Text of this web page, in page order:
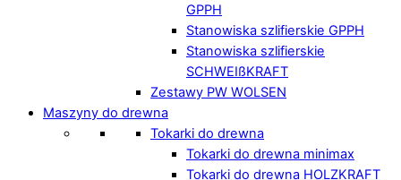
GPPH
Stanowiska szlifierskie GPPH
Stanowiska szlifierskie
SCHWEIßKRAFT
Zestawy PW WOLSEN
Maszyny do drewna
Tokarki do drewna
Tokarki do drewna minimax
Tokarki do drewna HOLZKRAFT